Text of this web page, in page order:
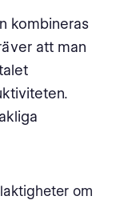
kombineras
att man
om